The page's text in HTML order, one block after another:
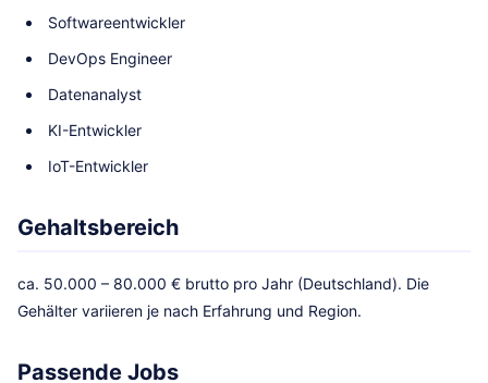
Softwareentwickler
DevOps Engineer
Datenanalyst
KI-Entwickler
IoT-Entwickler
Gehaltsbereich
ca. 50.000 – 80.000 € brutto pro Jahr (Deutschland). Die
Gehälter variieren je nach Erfahrung und Region.
Passende Jobs